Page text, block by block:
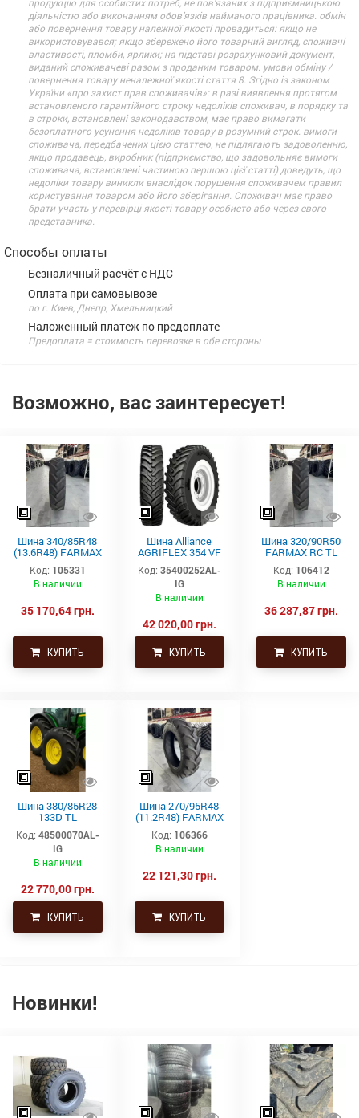
діяльністю або виконанням обов’язків найманого працівника. обмін
або повернення товару належної якості провадиться: якщо не
використовувався; якщо збережено його товарний вигляд, споживчі
властивості, пломби, ярлики; на підставі розрахунковий документ,
виданий споживачеві разом з проданим товаром. умови обміну /
повернення товару неналежної якості стаття 8. Згідно із законом
України «про захист прав споживачів»: в разі виявлення протягом
встановленого гарантійного строку недоліків споживач, в порядку та
в строки, встановлені законодавством, має право вимагати
безоплатного усунення недоліків товару в розумний строк. вимоги
споживача, передбачених цією статтею, не підлягають задоволенню,
якщо продавець, виробник (підприємство, що задовольняє вимоги
споживача, встановлені частиною першою цієї статті) доведуть, що
недоліки товару виникли внаслідок порушення споживачем правил
користування товаром або його зберігання. Споживач має право
брати участь у перевірці якості товару особисто або через свого
представника.
Способы оплаты
Безналичный расчёт с НДС
Оплата при самовывозе
по г. Киев, Днепр, Хмельницкий
Наложенный платеж по предоплате
Предоплата = стоимость перевозке в обе стороны
Возможно, вас заинтересует!
Шина 340/85R48
(13.6R48) FARMAX
RC TL 148D/151A8
CEAT
Код: 105331
В наличии
35 170,64 грн.
КУПИТЬ
Шина Alliance
AGRIFLEX 354 VF
320/90R42 148D
TL STEEL BELTED
Код: 35400252AL-
IG
В наличии
42 020,00 грн.
КУПИТЬ
Шина 320/90R50
FARMAX RC TL
150D CEAT
Код: 106412
В наличии
36 287,87 грн.
КУПИТЬ
Шина 380/85R28
133D TL
AGRISTAR II 85
Alliance
Код: 48500070AL-
IG
В наличии
22 770,00 грн.
КУПИТЬ
Шина 270/95R48
(11.2R48) FARMAX
RC TL 142D/145A8
CEAT
Код: 106366
В наличии
22 121,30 грн.
КУПИТЬ
Новинки!